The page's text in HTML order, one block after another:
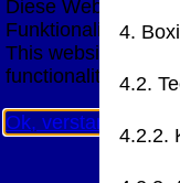
4.
4.2.
4.2.2.
Diese Website
Funktionalität
This website uses
functionality.
Ok, verstanden